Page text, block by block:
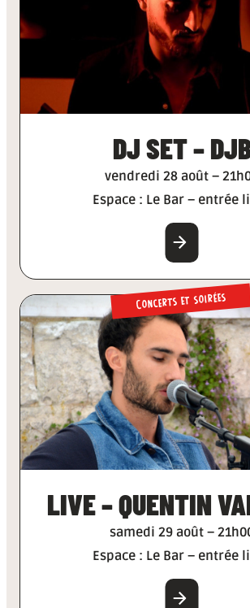
DJ SET –
vendredi 28 août –
Espace : Le Bar – entrée
EN SAVOIR PLUS
Concerts et soirées
LIVE – QUENTIN
samedi 29 août –
Espace : Le Bar – entrée
EN SAVOIR PLUS